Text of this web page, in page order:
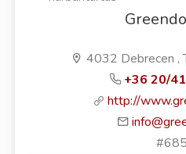
4032 Debrecen ,
+36 20/
http://